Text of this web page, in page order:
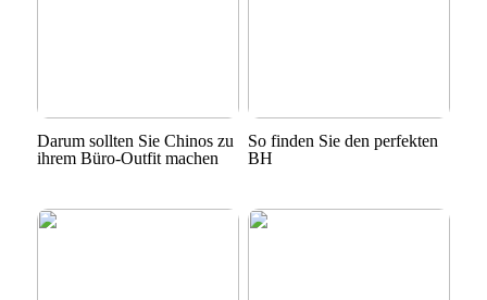
Darum sollten Sie Chinos zu
ihrem Büro-Outfit machen
So finden Sie den perfekten
BH